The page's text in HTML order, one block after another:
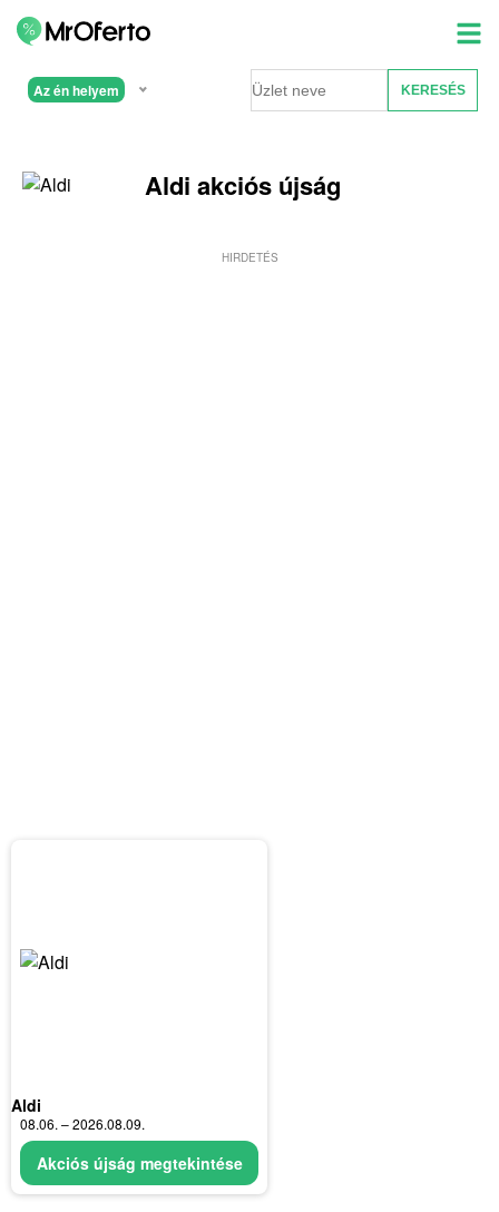
Az én helyem
Aldi akciós újság
HIRDETÉS
Aldi
08.06. – 2026.08.09.
Akciós újság megtekintése